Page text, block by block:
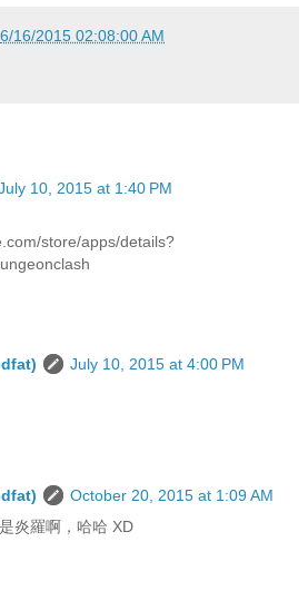
6/16/2015 02:08:00 AM
10, 2015 at 1:40 PM
store/apps/details?
July 10, 2015 at 4:00 PM
October 20, 2015 at 1:09 AM
炎羅啊，哈哈 XD